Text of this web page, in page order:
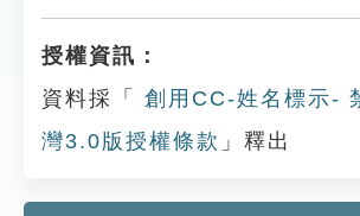
授權資訊：
資料採「
創用CC-姓名標示-
灣3.0版授權條款 」釋出